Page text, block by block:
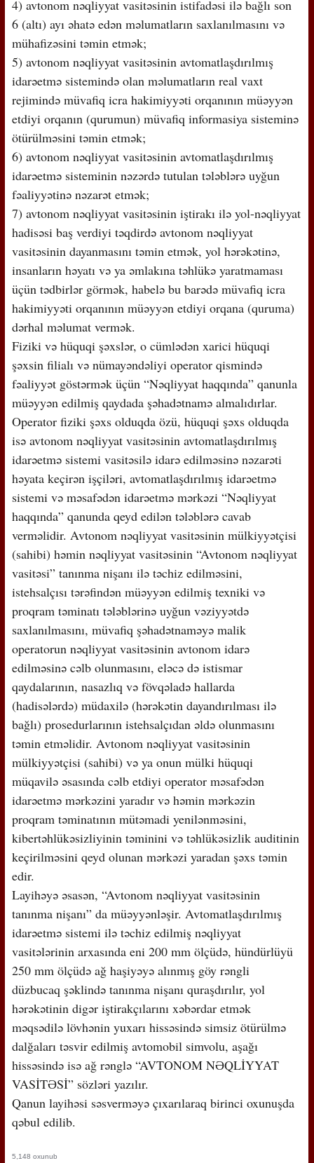
4) avtonom nəqliyyat vasitəsinin istifadəsi ilə bağlı son
6 (altı) ayı əhatə edən məlumatların saxlanılmasını və
mühafizəsini təmin etmək;
5) avtonom nəqliyyat vasitəsinin avtomatlaşdırılmış
idarəetmə sistemində olan məlumatların real vaxt
rejimində müvafiq icra hakimiyyəti orqanının müəyyən
etdiyi orqanın (qurumun) müvafiq informasiya sisteminə
ötürülməsini təmin etmək;
6) avtonom nəqliyyat vasitəsinin avtomatlaşdırılmış
idarəetmə sisteminin nəzərdə tutulan tələblərə uyğun
fəaliyyətinə nəzarət etmək;
7) avtonom nəqliyyat vasitəsinin iştirakı ilə yol-nəqliyyat
hadisəsi baş verdiyi təqdirdə avtonom nəqliyyat
vasitəsinin dayanmasını təmin etmək, yol hərəkətinə,
insanların həyatı və ya əmlakına təhlükə yaratmaması
üçün tədbirlər görmək, habelə bu barədə müvafiq icra
hakimiyyəti orqanının müəyyən etdiyi orqana (quruma)
dərhal məlumat vermək.
Fiziki və hüquqi şəxslər, o cümlədən xarici hüquqi
şəxsin filialı və nümayəndəliyi operator qismində
fəaliyyət göstərmək üçün “Nəqliyyat haqqında” qanunla
müəyyən edilmiş qaydada şəhadətnamə almalıdırlar.
Operator fiziki şəxs olduqda özü, hüquqi şəxs olduqda
isə avtonom nəqliyyat vasitəsinin avtomatlaşdırılmış
idarəetmə sistemi vasitəsilə idarə edilməsinə nəzarəti
həyata keçirən işçiləri, avtomatlaşdırılmış idarəetmə
sistemi və məsafədən idarəetmə mərkəzi “Nəqliyyat
haqqında” qanunda qeyd edilən tələblərə cavab
verməlidir. Avtonom nəqliyyat vasitəsinin mülkiyyətçisi
(sahibi) həmin nəqliyyat vasitəsinin “Avtonom nəqliyyat
vasitəsi” tanınma nişanı ilə təchiz edilməsini,
istehsalçısı tərəfindən müəyyən edilmiş texniki və
proqram təminatı tələblərinə uyğun vəziyyətdə
saxlanılmasını, müvafiq şəhadətnaməyə malik
operatorun nəqliyyat vasitəsinin avtonom idarə
edilməsinə cəlb olunmasını, eləcə də istismar
qaydalarının, nasazlıq və fövqəladə hallarda
(hadisələrdə) müdaxilə (hərəkətin dayandırılması ilə
bağlı) prosedurlarının istehsalçıdan əldə olunmasını
təmin etməlidir. Avtonom nəqliyyat vasitəsinin
mülkiyyətçisi (sahibi) və ya onun mülki hüquqi
müqavilə əsasında cəlb etdiyi operator məsafədən
idarəetmə mərkəzini yaradır və həmin mərkəzin
proqram təminatının mütəmadi yenilənməsini,
kibertəhlükəsizliyinin təminini və təhlükəsizlik auditinin
keçirilməsini qeyd olunan mərkəzi yaradan şəxs təmin
edir.
Layihəyə əsasən, “Avtonom nəqliyyat vasitəsinin
tanınma nişanı” da müəyyənləşir. Avtomatlaşdırılmış
idarəetmə sistemi ilə təchiz edilmiş nəqliyyat
vasitələrinin arxasında eni 200 mm ölçüdə, hündürlüyü
250 mm ölçüdə ağ haşiyəyə alınmış göy rəngli
düzbucaq şəklində tanınma nişanı quraşdırılır, yol
hərəkətinin digər iştirakçılarını xəbərdar etmək
məqsədilə lövhənin yuxarı hissəsində simsiz ötürülmə
dalğaları təsvir edilmiş avtomobil simvolu, aşağı
hissəsində isə ağ rənglə “AVTONOM NƏQLİYYAT
VASİTƏSİ” sözləri yazılır.
Qanun layihəsi səsverməyə çıxarılaraq birinci oxunuşda
qəbul edilib.
5,148 oxunub